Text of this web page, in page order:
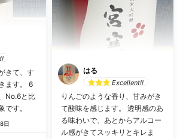
きて、す
ます。 6
No.6と比
です。
日
はる
Excellent!!
りんごのような香り、甘みがき
て酸味を感じます。 透明感のあ
る味わいで、あとからアルコー
ル感がきてスッキリとキレま